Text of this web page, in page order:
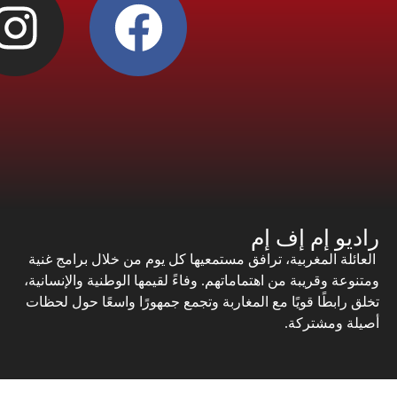
راديو إم إف إم
العائلة المغربية، ترافق مستمعيها كل يوم من خلال برامج غنية
ومتنوعة وقريبة من اهتماماتهم. وفاءً لقيمها الوطنية والإنسانية،
تخلق رابطًا قويًا مع المغاربة وتجمع جمهورًا واسعًا حول لحظات
أصيلة ومشتركة.